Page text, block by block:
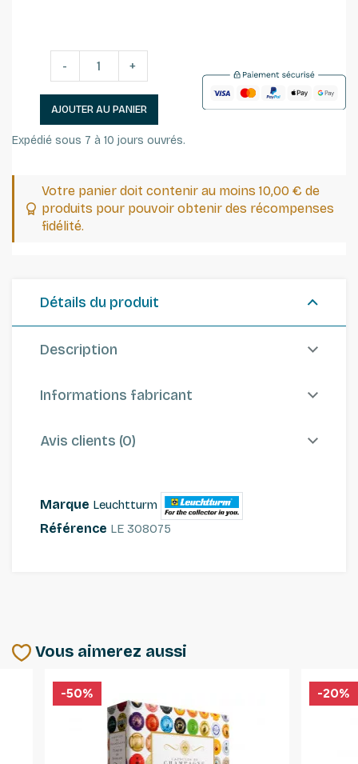
- +
AJOUTER AU PANIER
Expédié sous 7 à 10 jours ouvrés.
Votre panier doit contenir au moins 10,00 € de
produits pour pouvoir obtenir des récompenses
fidélité.
Détails du produit
Description
Informations fabricant
Avis clients (0)
Marque Leuchtturm
Référence LE 308075
Vous aimerez aussi
-50% -20%